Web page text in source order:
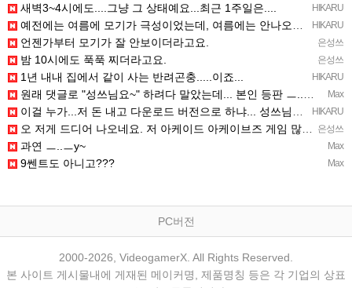
HIKARU
새벽3~4시에도....그냥 그 상태예요...최근 1주일은....
HIKARU
예전에는 여름에 모기가 극성이었는데, 여름에는 안나오는 것 같은.....ㅎ ㅎ)
은성쓰
언젠가부터 모기가 잘 안보이더라고요.
은성쓰
밤 10시에도 푹푹 찌더라고요.
HIKARU
1년 내내 집에서 같이 사는 반려곤충.....이죠...
Max
원래 댓글로 "성쓰님요~" 하려다 말았는데... 본인 등판 ㅡ..ㅡy~
HIKARU
이걸 누가...저 돈 내고 다운로드 버전으로 하냐... 성쓰님이 계셨다!!!...
은성쓰
오 저게 드디어 나오네요. 저 아케이드 아케이브즈 게임 많이 샀는데요 ㅎㅎㅎ
Max
과연 ㅡ..ㅡy~
Max
9쎈트도 아니고???
PC버전
2000-2026, VideogamerX. All Rights Reserved.
본 사이트 게시물내에 게재된 메이커명, 제품명칭 등은 각 기업의 상표